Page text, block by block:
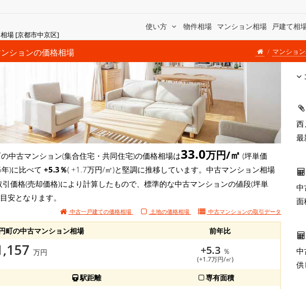
場 [京都市中京区]
使い方 物件相場 マンション相場 戸建て相
ションの価格相場 マンショ
中古マンション(集合住宅・共同住宅)の価格相場は33.0万円/㎡ (坪単価
)に比べて +5.3％( +1.7万円/㎡)と堅調に推移しています。中古マンション相場
引価格(売却価格)により計算したもので、標準的な中古マンションの値段(坪単
安となります。
中古一戸建ての価格相場 土地の価格相場 中古マンションの取引データ
町の中古マンション相場 前年比
万円 +5.3 ％
(+1.7万円/㎡)
駅距離 専有面積
西
最
中
面
中
供